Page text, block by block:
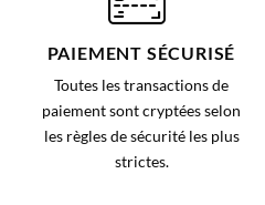
PAIEMENT SÉCURISÉ
Toutes les transactions de
paiement sont cryptées selon
les règles de sécurité les plus
strictes.